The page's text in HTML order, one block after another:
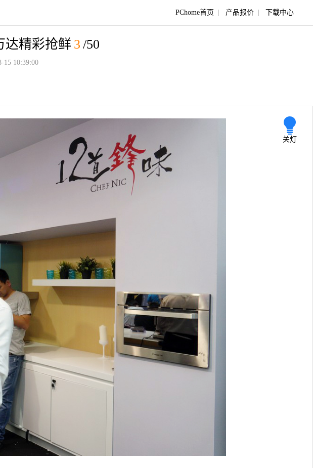
PChome首页 产品报价 下载中心
达精彩抢鲜 3 /50
15 10:39:00
关灯